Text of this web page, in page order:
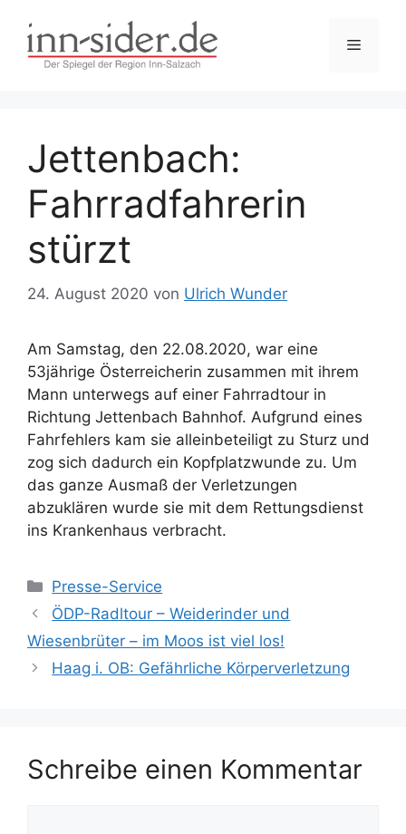
Inhalt
springen
Menü
Jettenbach:
Fahrradfahrerin
stürzt
24. August 2020 von Ulrich Wunder
Am Samstag, den 22.08.2020, war eine
53jährige Österreicherin zusammen mit ihrem
Mann unterwegs auf einer Fahrradtour in
Richtung Jettenbach Bahnhof. Aufgrund eines
Fahrfehlers kam sie alleinbeteiligt zu Sturz und
zog sich dadurch ein Kopfplatzwunde zu. Um
das ganze Ausmaß der Verletzungen
abzuklären wurde sie mit dem Rettungsdienst
ins Krankenhaus verbracht.
Kategorien
Presse-Service
ÖDP-Radltour – Weiderinder und
Wiesenbrüter – im Moos ist viel los!
Haag i. OB: Gefährliche Körperverletzung
Schreibe einen Kommentar